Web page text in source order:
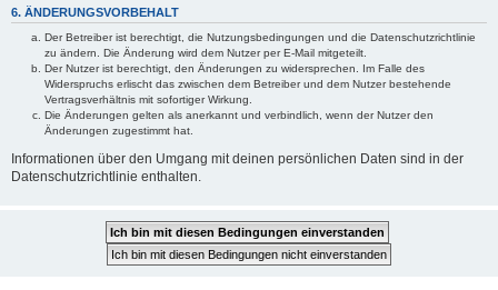
6. ÄNDERUNGSVORBEHALT
Der Betreiber ist berechtigt, die Nutzungsbedingungen und die Datenschutzrichtlinie
zu ändern. Die Änderung wird dem Nutzer per E-Mail mitgeteilt.
Der Nutzer ist berechtigt, den Änderungen zu widersprechen. Im Falle des
Widerspruchs erlischt das zwischen dem Betreiber und dem Nutzer bestehende
Vertragsverhältnis mit sofortiger Wirkung.
Die Änderungen gelten als anerkannt und verbindlich, wenn der Nutzer den
Änderungen zugestimmt hat.
Informationen über den Umgang mit deinen persönlichen Daten sind in der
Datenschutzrichtlinie enthalten.